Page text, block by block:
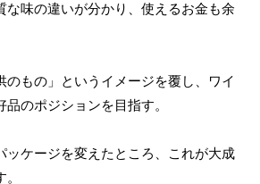
な味の違いが分かり、使えるお金も余
のもの」というイメージを覆し、ワイ
のポジションを目指す。
ッケージを変えたところ、これが大成